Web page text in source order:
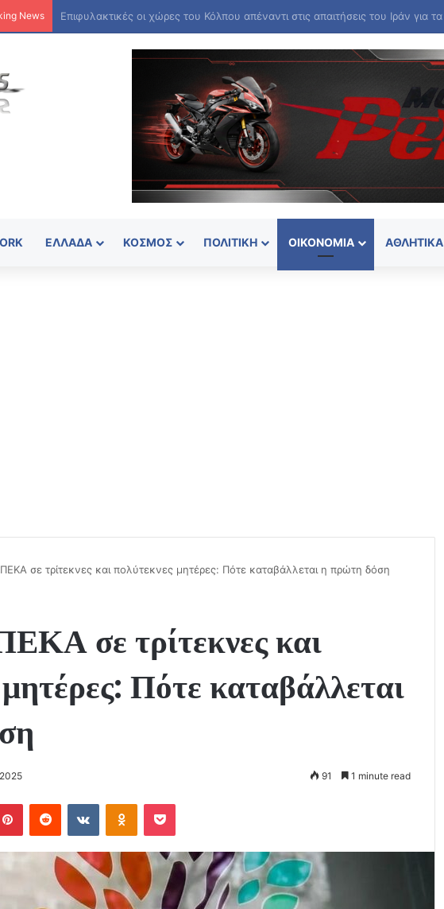
News
ΕΛΛΆΔΑ ΚΌΣΜΟΣ ΠΟΛΙΤΙΚΉ ΟΙΚΟΝΟΜΊΑ ΑΘΛΗΤΙΚΆ
σε τρίτεκνες και πολύτεκνες μητέρες: Πότε καταβάλλεται η πρώτη δόση
σε τρίτεκνες και
Πότε καταβάλλεται
91 1 minute read
PinterestReddit VKontakteOdnoklassniki
Pocket